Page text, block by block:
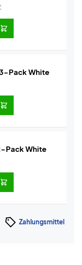
Pack White
Pack White
Zahlungsmittel